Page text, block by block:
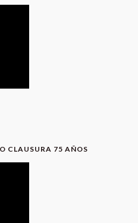
CLAUSURA 75 AÑOS